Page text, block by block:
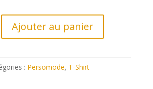
Ajouter au panier
: Persomode, T-Shirt